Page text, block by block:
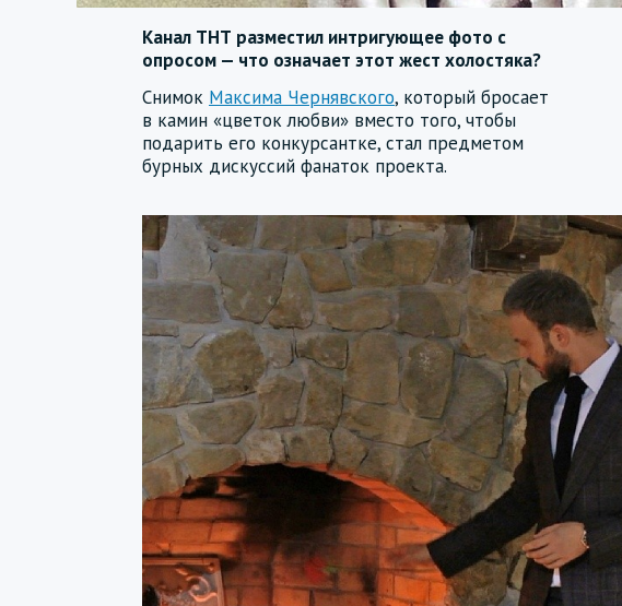
Канал ТНТ разместил интригующее фото с
опросом — что означает этот жест холостяка?
Снимок Максима Чернявского, который бросает
в камин «цветок любви» вместо того, чтобы
подарить его конкурсантке, стал предметом
бурных дискуссий фанаток проекта.